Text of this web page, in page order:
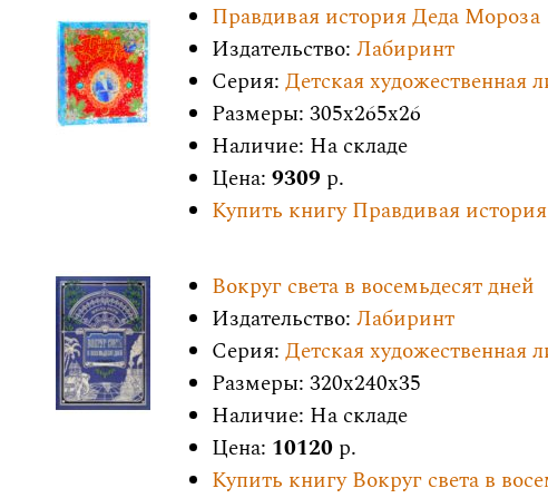
Правдивая история Деда Мороза
Издательство: Лабиринт
Серия: Детская художественная
Размеры: 305x265x26
Наличие: На складе
Цена: 9309 р.
Купить книгу Правдивая
Вокруг света в восемьдесят дней
Издательство: Лабиринт
Серия: Детская художественная
Размеры: 320x240x35
Наличие: На складе
Цена: 10120 р.
Купить книгу Вокруг света в